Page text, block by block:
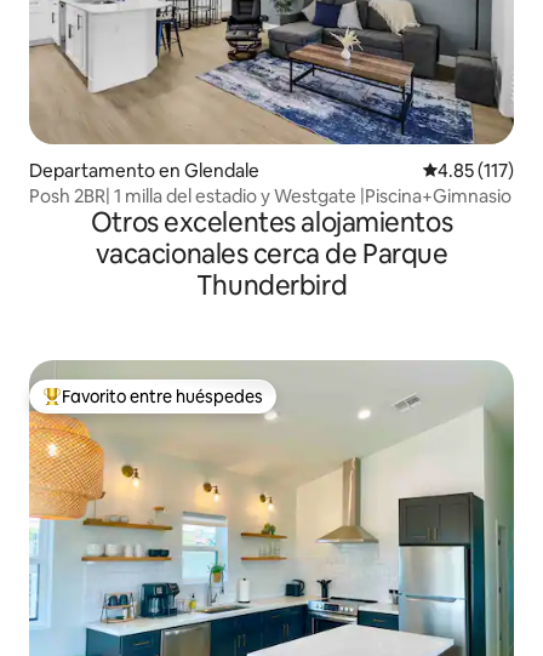
Departamento en Glendale Calificación
4.85 (117)
Posh 2BR| 1 milla del estadio y Westgate |Piscina+Gimnasio
Otros excelentes alojamientos
vacacionales cerca de Parque
Thunderbird
De los mejores en Favorito entre huéspedes
Favorito entre huéspedes